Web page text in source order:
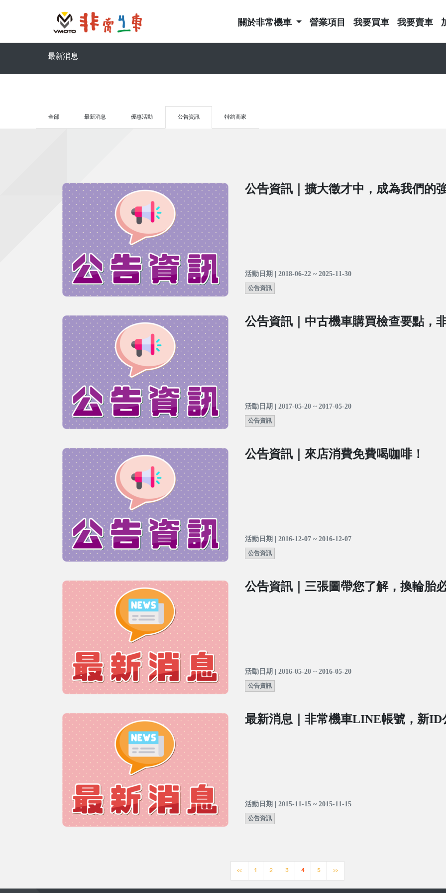
關於非常機車 營業項目 我要買車 我要賣車
最新消息
全部 最新消息 優惠活動 公告資訊 特約商家
公告資訊｜擴大徵才中，成為我們的
活動日期 | 2018-06-22 ~ 2025-11-30
公告資訊
公告資訊｜中古機車購買檢查要點，
活動日期 | 2017-05-20 ~ 2017-05-20
公告資訊
公告資訊｜來店消費免費喝咖啡！
活動日期 | 2016-12-07 ~ 2016-12-07
公告資訊
公告資訊｜三張圖帶您了解，換輪胎
活動日期 | 2016-05-20 ~ 2016-05-20
公告資訊
最新消息｜非常機車LINE帳號，新ID
活動日期 | 2015-11-15 ~ 2015-11-15
公告資訊
<< 1 2 3 4 5 >>